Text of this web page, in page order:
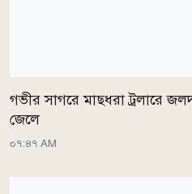
গভীর সাগরে মাছধরা ট্রলারে
জেলে
০৭:৪৭ AM